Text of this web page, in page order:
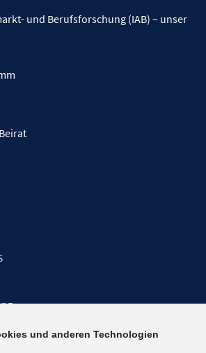
und Berufsforschung (IAB) – unser
und anderen Technologien